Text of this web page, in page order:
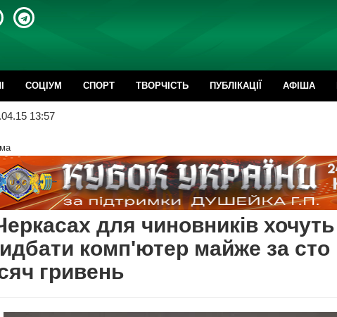
CОЦІУМ СПОРТ ТВОРЧІСТЬ ПУБЛІКАЦІЇ АФІША
13:57
для чиновників хочуть
комп'ютер майже за сто
гривень